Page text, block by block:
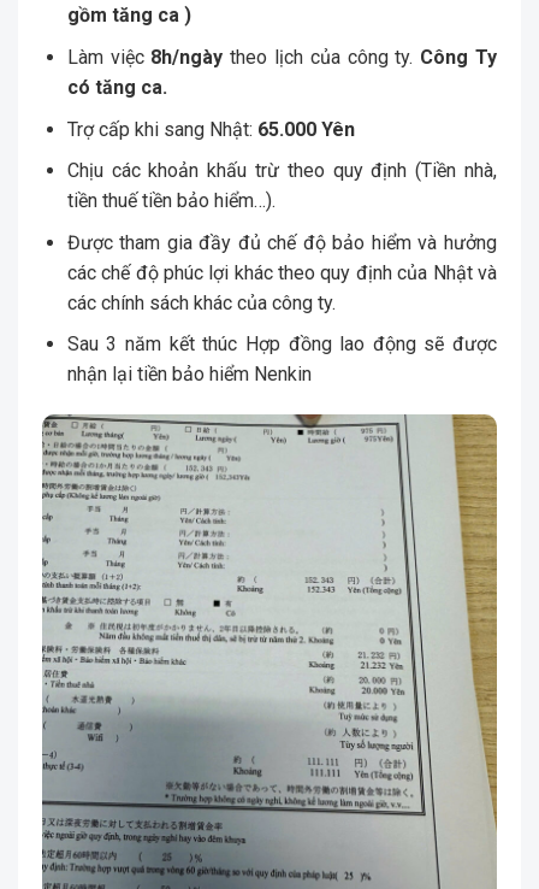
gồm tăng ca )
Làm việc 8h/ngày theo lịch của công ty. Công Ty
có tăng ca.
Trợ cấp khi sang Nhật: 65.000 Yên
Chịu các khoản khấu trừ theo quy định (Tiền nhà,
tiền thuế tiền bảo hiểm…).
Được tham gia đầy đủ chế độ bảo hiểm và hưởng
các chế độ phúc lợi khác theo quy định của Nhật và
các chính sách khác của công ty.
Sau 3 năm kết thúc Hợp đồng lao động sẽ được
nhận lại tiền bảo hiểm Nenkin